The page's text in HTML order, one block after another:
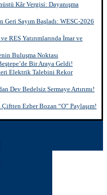
Kâr Vergisi: Dayanışma
Sayım Başladı: WESC-2026
RES Yatırımlarında İmar ve
Buluşma Noktası
Bir Araya Geldi!
Elektrik Talebini Rekor
Dev Bedelsiz Sermaye Artırımı!
Ezber Bozan “O” Paylaşım!